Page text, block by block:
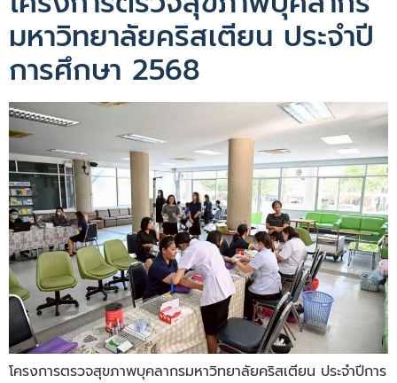
มหาวิทยาลัยคริสเตียน ประจำปี
การศึกษา 2568
โครงการตรวจสุขภาพบุคลากรมหาวิทยาลัยคริสเตียน ประจำปีการ